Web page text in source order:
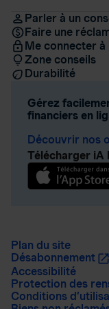
Parler à un
Faire une
Me connecter à
Zone conseils
Durabilité
Gérez
financiers en
Découvrir nos
Télécharger iA
Plan du site
Désabonnement
Accessibilité
Protection des
Conditions